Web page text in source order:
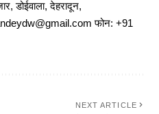
डोईवाला, देहरादून,
फोन: +91
NEXT ARTICLE